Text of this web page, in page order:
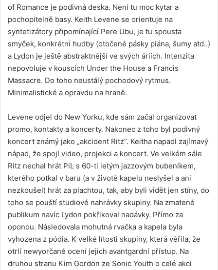
of Romance je podivná deska. Není tu moc kytar a
pochopitelně basy. Keith Levene se orientuje na
syntetizátory připomínající Pere Ubu, je tu spousta
smyček, konkrétní hudby (otočené pásky piána, šumy atd..)
a Lydon je ještě abstraktnější ve svých áriích. Intenzita
nepovoluje v kouscích Under the House a Francis
Massacre. Do toho neustálý pochodový rytmus.
Minimalistické a opravdu na hraně.
Levene odjel do New Yorku, kde sám začal organizovat
promo, kontakty a koncerty. Nakonec z toho byl podivný
koncert známý jako „akcident Ritz“. Keitha napadl zajímavý
nápad, že spojí video, projekci a koncert. Ve velkém sále
Ritz nechal hrát PiL s 60-ti letým jazzovým bubeníkem,
kterého potkal v baru (a v životě kapelu neslyšel a ani
nezkoušel) hrát za plachtou, tak, aby byli vidět jen stíny, do
toho se pouští studiové nahrávky skupiny. Na zmatené
publikum navíc Lydon pokřikoval nadávky. Přímo za
oponou. Následovala mohutná rvačka a kapela byla
vyhozena z pódia. K velké lítosti skupiny, která věřila, že
otrlí newyorčané ocení jejich avantgardní přístup. Na
druhou stranu Kim Gordon ze Sonic Youth o celé akci